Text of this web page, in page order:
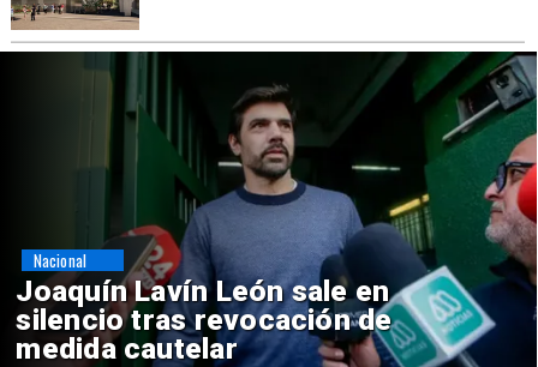
Chile y Venezuela formalizan
reinicio de relaciones
consulares
Nacional